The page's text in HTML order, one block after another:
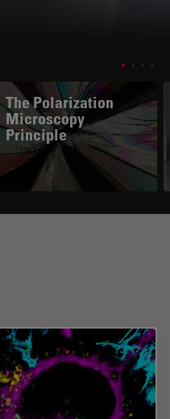
The Polarization
Microscopy
Principle